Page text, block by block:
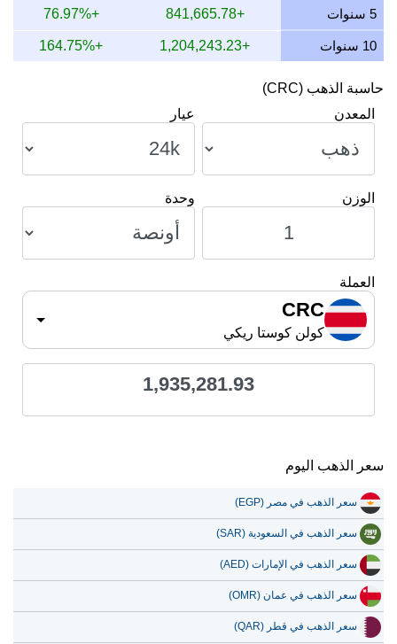
9 يوليو 2026 1,879,420.76
60,423.38
55,347.81 5 سنوات +841,665.78
+76.97%
10 سنوات +1,204,243.23
+164.75%
حاسبة الذهب (CRC)
المعدن
عيار
الوزن وحدة
العملة
CRC
كولن كوستا ريكي
1,935,281.93
سعر الذهب اليوم
سعر الذهب في مصر (EGP)
سعر الذهب في السعودية (SAR)
سعر الذهب في الإمارات (AED)
سعر الذهب في عمان (OMR)
سعر الذهب في قطر (QAR)